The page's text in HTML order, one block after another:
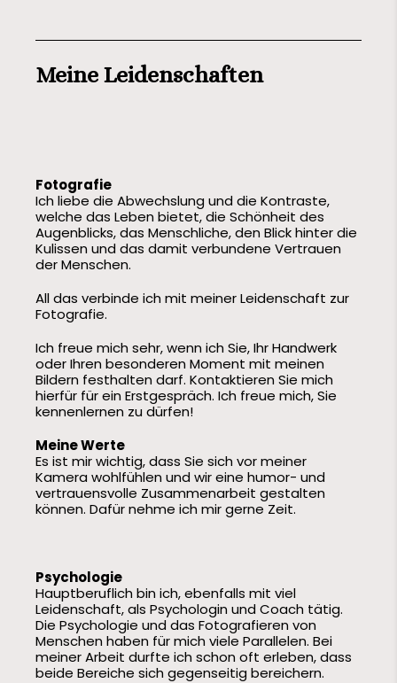
Meine Leidenschaften
Fotografie
Ich liebe die Abwechslung und die Kontraste,
welche das Leben bietet, die Schönheit des
Augenblicks, das Menschliche, den Blick hinter die
Kulissen und das damit verbundene Vertrauen
der Menschen.
All das verbinde ich mit meiner Leidenschaft zur
Fotografie.
Ich freue mich sehr, wenn ich Sie, Ihr Handwerk
oder Ihren besonderen Moment mit meinen
Bildern festhalten darf. Kontaktieren Sie mich
hierfür für ein Erstgespräch. Ich freue mich, Sie
kennenlernen zu dürfen!
Meine Werte
Es ist mir wichtig, dass Sie sich vor meiner
Kamera wohlfühlen und wir eine humor- und
vertrauensvolle Zusammenarbeit gestalten
können. Dafür nehme ich mir gerne Zeit.
Psychologie
Hauptberuflich bin ich, ebenfalls mit viel
Leidenschaft, als Psychologin und Coach tätig.
Die Psychologie und das Fotografieren von
Menschen haben für mich viele Parallelen. Bei
meiner Arbeit durfte ich schon oft erleben, dass
beide Bereiche sich gegenseitig bereichern.